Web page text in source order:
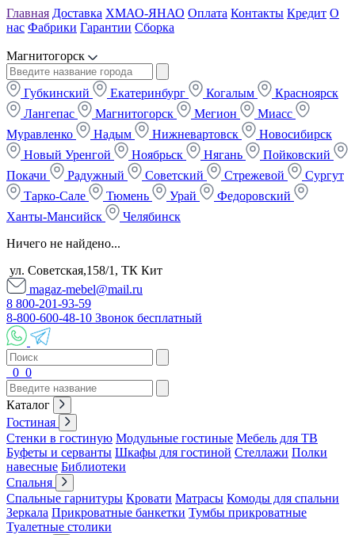
Главная Доставка ХМАО-ЯНАО Оплата Контакты Кредит О
нас Фабрики Гарантии Сборка
Магнитогорск
Губкинский Екатеринбург Когалым
Красноярск
Лангепас
Магнитогорск Мегион
Миасс
Муравленко
Надым Нижневартовск
Новосибирск
Новый Уренгой
Ноябрьск Нягань
Пойковский
Покачи
Радужный Советский Стрежевой
Сургут
Тарко-Сале
Тюмень Урай
Федоровский
Ханты-Мансийск
Челябинск
Ничего не найдено...
ул. Советская,158/1, ТК Кит
magaz-mebel@mail.ru
8 800-201-93-59
8-800-600-48-10 Звонок бесплатный
0 0
Каталог
Гостиная
Стенки в гостиную Модульные гостиные Мебель для ТВ
Буфеты и серванты Шкафы для гостиной Стеллажи Полки
навесные Библиотеки
Спальня
Спальные гарнитуры Кровати Матрасы Комоды для спальни
Зеркала Прикроватные банкетки Тумбы прикроватные
Туалетные столики